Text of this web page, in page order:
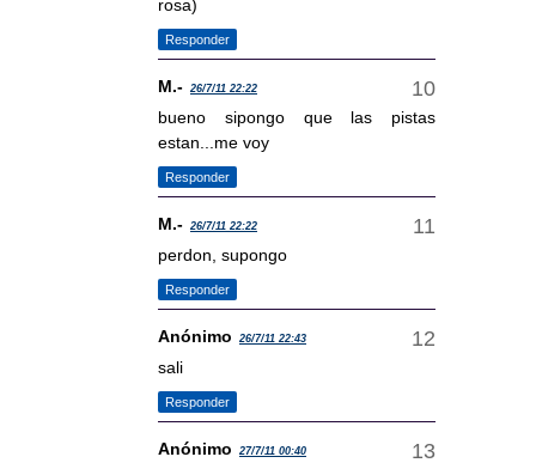
rosa)
Responder
M.- 26/7/11 22:22
bueno sipongo que las pistas
estan...me voy
Responder
M.- 26/7/11 22:22
perdon, supongo
Responder
Anónimo 26/7/11 22:43
sali
Responder
Anónimo 27/7/11 00:40